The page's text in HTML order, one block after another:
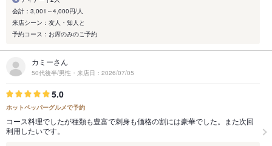
会計：3,001～4,000円/人
来店シーン：友人・知人と
予約コース：お席のみのご予約
カミーさん
50代後半/男性・来店日：2026/07/05
5.0
ホットペッパーグルメで予約
コース料理でしたが種類も豊富で刺身も価格の割には豪華でした。また次回
利用したいです。